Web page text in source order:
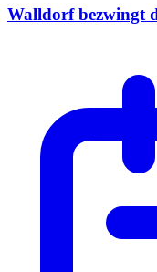
Walldorf bezwingt